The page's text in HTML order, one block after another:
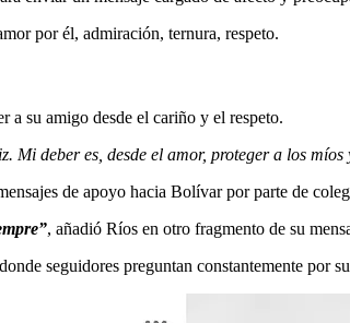
por él, admiración, ternura, respeto.
a su amigo desde el cariño y el respeto.
deber es, desde el amor, proteger a los míos
de apoyo hacia Bolívar por parte de
, añadió Ríos en otro fragmento de su
seguidores preguntan constantemente por